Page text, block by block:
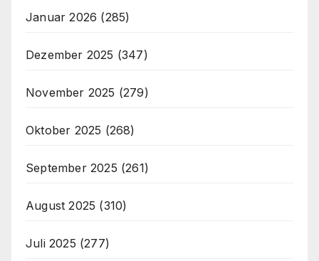
Januar 2026 (285)
Dezember 2025 (347)
November 2025 (279)
Oktober 2025 (268)
September 2025 (261)
August 2025 (310)
Juli 2025 (277)